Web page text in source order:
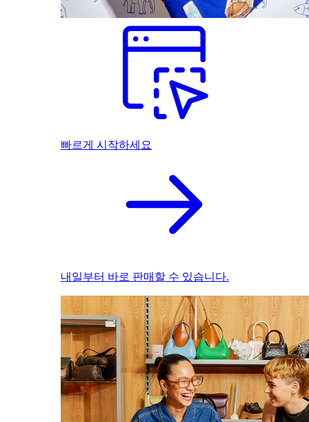
빠르게 시작하세요
내일부터 바로 판매할 수 있습니다.